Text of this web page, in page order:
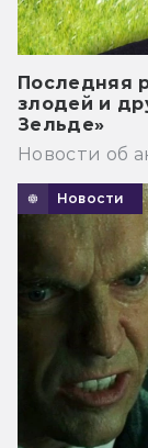
Последняя
злодей и
Зельде»
Новости об
Новости